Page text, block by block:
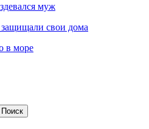
муж
свои дома
в море